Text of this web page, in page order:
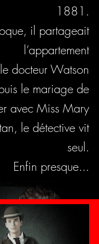
1881.
il partageait
l’appartement
docteur Watson
le mariage de
avec Miss Mary
le détective vit
seul.
Enfin presque...